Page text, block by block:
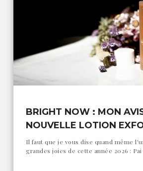
BRIGHT NOW : MON
NOUVELLE LOTION
PAI
Il faut que je vous dise quand même
grandes joies de cette année 2026 : Pai